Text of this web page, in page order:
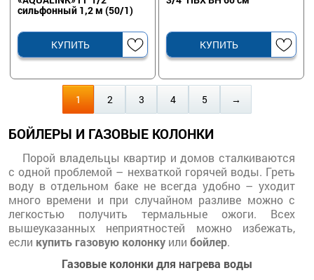
сильфонный 1,2 м (50/1)
КУПИТЬ КУПИТЬ
1 2 3 4 5 →
БОЙЛЕРЫ И ГАЗОВЫЕ КОЛОНКИ
Порой владельцы квартир и домов сталкиваются
с одной проблемой – нехваткой горячей воды. Греть
воду в отдельном баке не всегда удобно – уходит
много времени и при случайном разливе можно с
легкостью получить термальные ожоги. Всех
вышеуказанных неприятностей можно избежать,
если купить газовую колонку или бойлер.
Газовые колонки для нагрева воды